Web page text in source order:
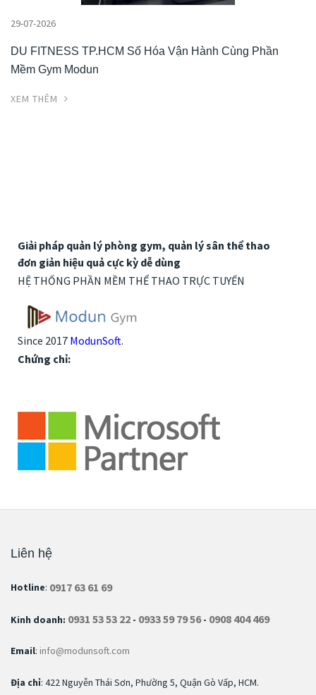
29-07-2026
DU FITNESS TP.HCM Số Hóa Vận Hành Cùng Phần
Mềm Gym Modun
XEM THÊM
Giải pháp quản lý phòng gym, quản lý sân thể thao
đơn giản hiệu quả cực kỳ dễ dùng
HỆ THỐNG PHẦN MỀM THỂ THAO TRỰC TUYẾN
Since 2017 ModunSoft.
Chứng chỉ:
Liên hệ
Hotline: 0917 63 61 69
Kinh doanh: 0931 53 53 22 - 0933 59 79 56- 0908 404 469
Email: info@modunsoft.com
Địa chỉ: 422 Nguyễn Thái Sơn, Phường 5, Quận Gò Vấp, HCM.